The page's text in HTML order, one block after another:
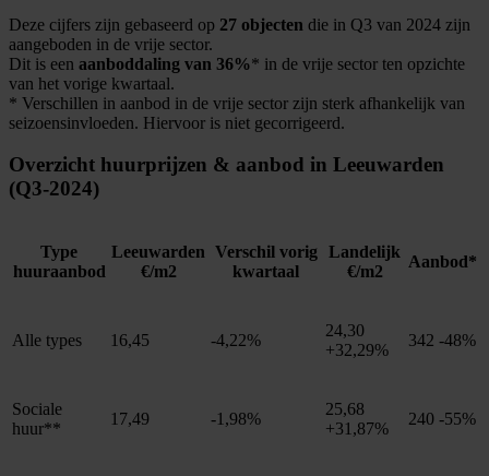
Deze cijfers zijn gebaseerd op 27 objecten die in Q3 van 2024 zijn
aangeboden in de vrije sector.
Dit is een aanboddaling van 36%* in de vrije sector ten opzichte
van het vorige kwartaal.
* Verschillen in aanbod in de vrije sector zijn sterk afhankelijk van
seizoensinvloeden. Hiervoor is niet gecorrigeerd.
Overzicht huurprijzen & aanbod in Leeuwarden
(Q3-2024)
Type
huuraanbod
Leeuwarden
€/m2
Verschil vorig
kwartaal
Landelijk
€/m2
Aanbod*
Alle types 16,45 -4,22%
24,30
+32,29%
342 -48%
Sociale
huur**
17,49 -1,98%
25,68
+31,87%
240 -55%